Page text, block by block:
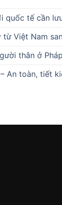
quốc tế cần
từ Việt Nam
thân ở Pháp
An toàn, tiết